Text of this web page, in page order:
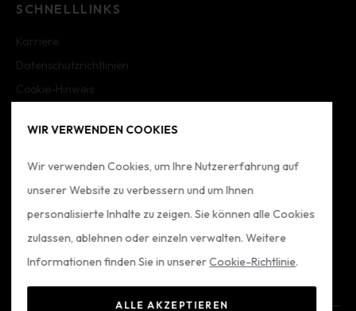
WIR VERWENDEN COOKIES
Wir verwenden Cookies, um Ihre Nutzererfahrung auf
unserer Website zu verbessern und um Ihnen
personalisierte Inhalte zu zeigen. Sie können alle Cookies
zulassen, ablehnen oder einzeln verwalten. Weitere
Informationen finden Sie in unsererCookie-Richtlinie.
ALLE AKZEPTIEREN
SCHNELLLINKS
Karriere
Datenschutzrichtlinien
Cookie-Hinweis
Impressum
Sitemap